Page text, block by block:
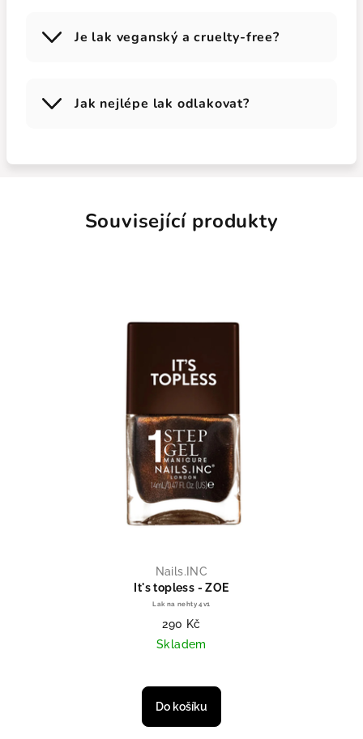
Je lak veganský a cruelty-free?
Jak nejlépe lak odlakovat?
Související produkty
Nails.INC
It's topless - ZOE
Lak na nehty 4v1
290 Kč
Skladem
Do košíku